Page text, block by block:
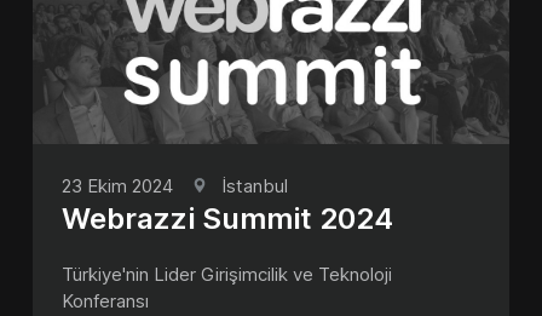
23 Ekim 2024 İstanbul
Webrazzi Summit 2024
Türkiye'nin Lider Girişimcilik ve Teknoloji
Konferansı